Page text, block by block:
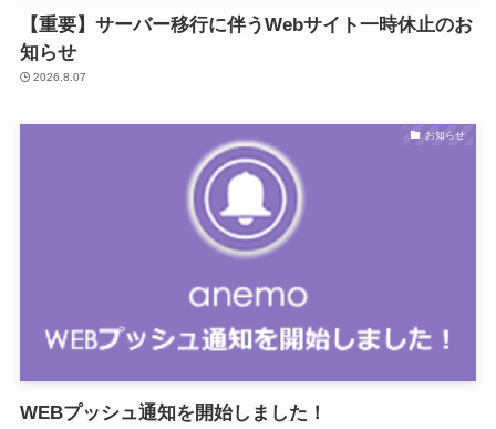
【重要】サーバー移行に伴うWebサイト一時休止のお
知らせ
2026.8.07
お知らせ
WEBプッシュ通知を開始しました！